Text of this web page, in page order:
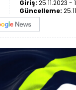
Giriş: 25.11.2023 -
Güncelleme: